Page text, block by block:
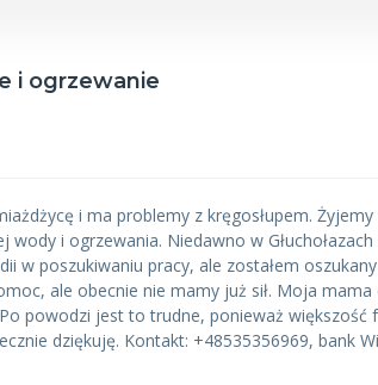
i ogrzewanie
i ma problemy z kręgosłupem.
i ogrzewania. Niedawno w
w poszukiwaniu pracy, ale zostałem
ale obecnie nie mamy już sił. Moja
powodzi jest to trudne, ponieważ większość
dziękuję. Kontakt: +48535356969, bank